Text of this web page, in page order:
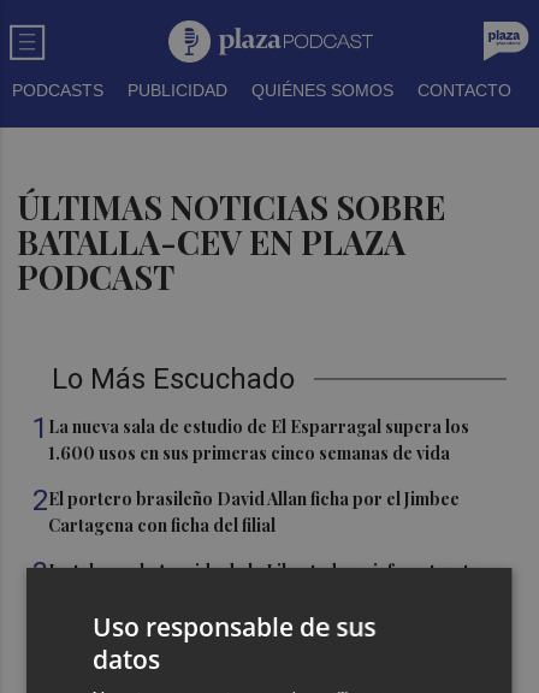
PODCASTS PUBLICIDAD QUIÉNES SOMOS CONTACTO
ÚLTIMAS NOTICIAS SOBRE
BATALLA-CEV EN PLAZA
PODCAST
Lo Más Escuchado
1 La nueva sala de estudio de El Esparragal supera los
1.600 usos en sus primeras cinco semanas de vida
2El portero brasileño David Allan ficha por el Jimbee
Cartagena con ficha del filial
3Instalan en la Avenida de la Libertad una infraestructura
comercial
Los incendios de Sierra Engarcerán y Culla evolucionan
Uso responsable de sus
datos